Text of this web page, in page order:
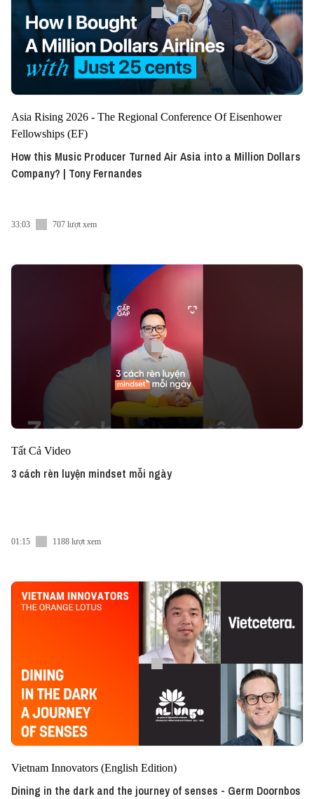
Asia Rising 2026 - The Regional Conference Of Eisenhower
Fellowships (EF)
How this Music Producer Turned Air Asia into a Million Dollars
Company? | Tony Fernandes
33:03 707 lượt xem
Tất Cả Video
3 cách rèn luyện mindset mỗi ngày
01:15 1188 lượt xem
Vietnam Innovators (English Edition)
Dining in the dark and the journey of senses - Germ Doornbos